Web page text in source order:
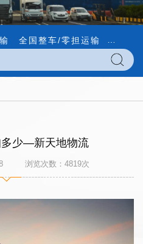
全国整车/零担运输 内外贸
多少—新天地物流
08 浏览次数： 4819次